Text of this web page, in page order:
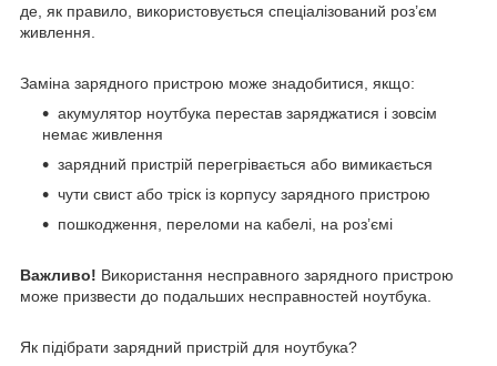
де, як правило, використовується спеціалізований роз’єм
живлення.
Заміна зарядного пристрою може знадобитися, якщо:
акумулятор ноутбука перестав заряджатися і зовсім
немає живлення
зарядний пристрій перегрівається або вимикається
чути свист або тріск із корпусу зарядного пристрою
пошкодження, переломи на кабелі, на роз’ємі
Важливо! Використання несправного зарядного пристрою
може призвести до подальших несправностей ноутбука.
Як підібрати зарядний пристрій для ноутбука?